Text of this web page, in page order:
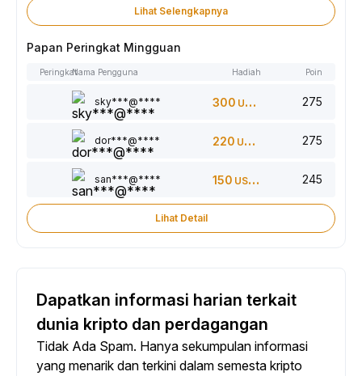
Lihat Selengkapnya
Papan Peringkat Mingguan
PeringkatNama Pengguna Hadiah Poin
sky***@**** 300 USDT 275
dor***@**** 220 USDT 275
san***@**** 150 USDT 245
Lihat Detail
Dapatkan informasi harian terkait
dunia kripto dan perdagangan
Tidak Ada Spam. Hanya sekumpulan informasi
yang menarik dan terkini dalam semesta kripto